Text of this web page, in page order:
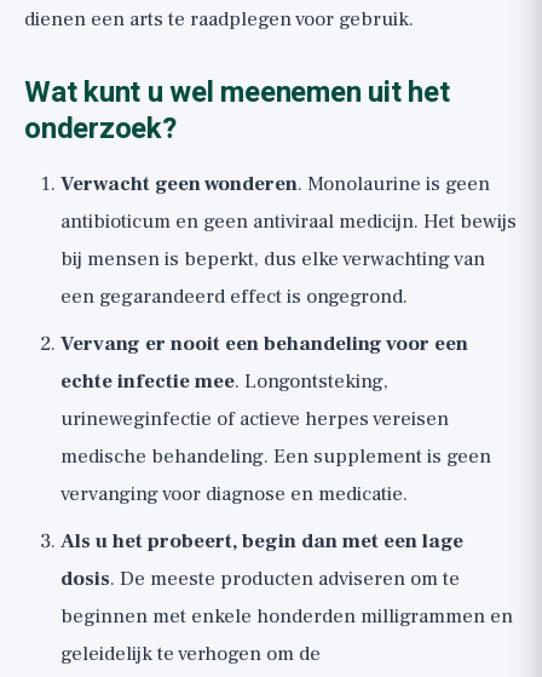
dienen een arts te raadplegen voor gebruik.
Wat kunt u wel meenemen uit het
onderzoek?
Verwacht geen wonderen. Monolaurine is geen
antibioticum en geen antiviraal medicijn. Het bewijs
bij mensen is beperkt, dus elke verwachting van
een gegarandeerd effect is ongegrond.
Vervang er nooit een behandeling voor een
echte infectie mee. Longontsteking,
urineweginfectie of actieve herpes vereisen
medische behandeling. Een supplement is geen
vervanging voor diagnose en medicatie.
Als u het probeert, begin dan met een lage
dosis. De meeste producten adviseren om te
beginnen met enkele honderden milligrammen en
geleidelijk te verhogen om de